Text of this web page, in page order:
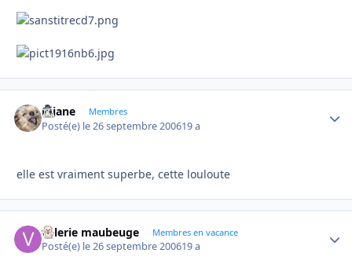
réjane Membres
Posté(e) le 26 septembre 200619 a
elle est vraiment superbe, cette louloute
valerie maubeuge Membres en vacance
Posté(e) le 26 septembre 200619 a